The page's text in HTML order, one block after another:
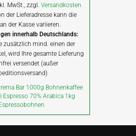
MwSt., zzgl.Versandkosten
der Lieferadresse kann die
der Kasse variieren.
innerhalb Deutschlands:
zusätzlich mind. einen der
wird Ihre gesamte Lieferung
versendet (außer
Bar 1000g Bohnenkaffee
Espresso 70% Arabica 1kg